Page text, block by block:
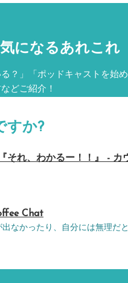
になるあれこれ
？」「ポッドキャストを始
どご紹介！
すか?
それ、わかるー！！』 - カ
Chat
なかったり、自分には無理だ